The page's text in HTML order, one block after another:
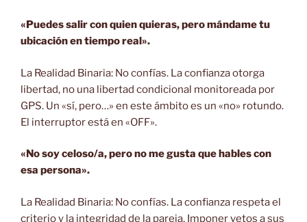
«Puedes salir con quien quieras, pero mándame tu
ubicación en tiempo real».
La Realidad Binaria: No confías. La confianza otorga
libertad, no una libertad condicional monitoreada por
GPS. Un «sí, pero…» en este ámbito es un «no» rotundo.
El interruptor está en «OFF».
«No soy celoso/a, pero no me gusta que hables con
esa persona».
La Realidad Binaria: No confías. La confianza respeta el
criterio y la integridad de la pareja. Imponer vetos a sus